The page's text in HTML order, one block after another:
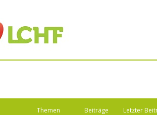
Themen Beiträge Letzter